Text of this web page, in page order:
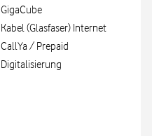
GigaCube
Kabel (Glasfaser) Internet
CallYa / Prepaid
Digitalisierung